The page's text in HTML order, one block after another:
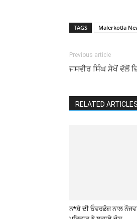
TAGS Malerkotla
Previous article
ਜਸਵੀਰ ਸਿੰਘ ਸੇਖੋਂ ਵੱਲੋਂ
RELATED ARTICLES
ਨ*ਸ਼ੇ ਦੀ ਓਵਰਡੋਜ਼ ਨਾਲ